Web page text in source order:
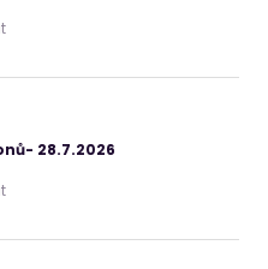
28.7.2026